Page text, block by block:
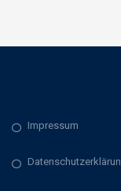
Impressum